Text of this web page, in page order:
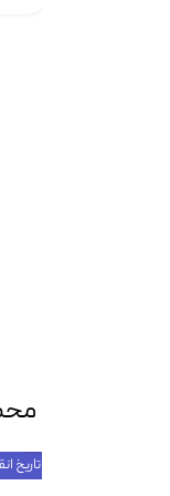
تاریخ